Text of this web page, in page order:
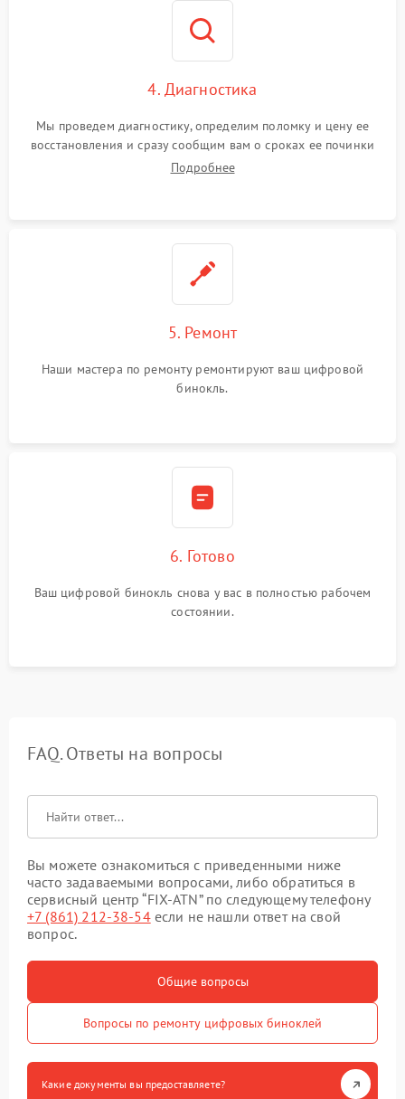
4. Диагностика
Мы проведем диагностику, определим поломку и цену ее
восстановления и сразу сообщим вам о сроках ее починки
Подробнее
5. Ремонт
Наши мастера по ремонту ремонтируют ваш цифровой
бинокль.
6. Готово
Ваш цифровой бинокль снова у вас в полностью рабочем
состоянии.
FAQ. Ответы на вопросы
Вы можете ознакомиться с приведенными ниже
часто задаваемыми вопросами, либо обратиться в
сервисный центр “FIX-ATN” по следующему телефону
+7 (861) 212-38-54если не нашли ответ на свой
вопрос.
Общие вопросы
Вопросы по ремонту цифровых биноклей
Какие документы вы предоставляете?